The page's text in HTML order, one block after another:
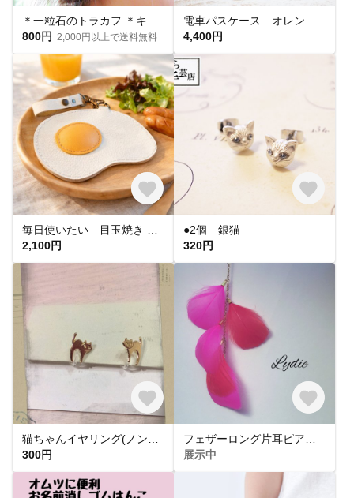
800円
2,000円以上で送料無料
4,400円
2,100円
●2個 銀猫
320円
300円
展示中